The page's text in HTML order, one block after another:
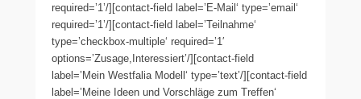
required=’1’/][contact-field label=’E-Mail‘ type=’email‘
required=’1’/][contact-field label=’Teilnahme‘
type=’checkbox-multiple‘ required=’1′
options=’Zusage,Interessiert’/][contact-field
label=’Mein Westfalia Modell‘ type=’text’/][contact-field
label=’Meine Ideen und Vorschläge zum Treffen‘